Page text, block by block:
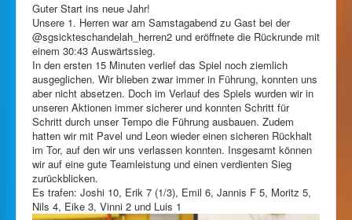
Guter Start ins neue Jahr!
Unsere 1. Herren war am Samstagabend zu Gast bei der
@sgsickteschandelah_herren2 und eröffnete die Rückrunde mit
einem 30:43 Auswärtssieg.
In den ersten 15 Minuten verlief das Spiel noch ziemlich
ausgeglichen. Wir blieben zwar immer in Führung, konnten uns
aber nicht absetzen. Doch im Verlauf des Spiels wurden wir in
unseren Aktionen immer sicherer und konnten Schritt für
Schritt durch unser Tempo die Führung ausbauen. Zudem
hatten wir mit Pavel und Leon wieder einen sicheren Rückhalt
im Tor, auf den wir uns verlassen konnten. Insgesamt können
wir auf eine gute Teamleistung und einen verdienten Sieg
zurückblicken.
Es trafen: Joshi 10, Erik 7 (1/3), Emil 6, Jannis F 5, Moritz 5,
Nils 4, Eike 3, Vinni 2 und Luis 1